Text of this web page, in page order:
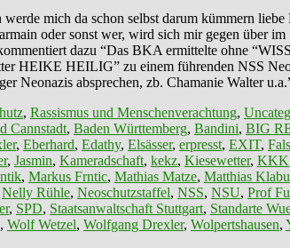
mich da schon selbst darum kümmern
oder sonst wer, wird sich mir gegen über
dazu “Das BKA ermittelte ohne
HEIKE HEILIG” zu einem führenden NSS
Neonazis absprechen, zb. Chamanie Walter
, Rassismus und Menschenverachtung,
Cannstadt, Baden Württemberg, Bandini, BIG
, Eberhard, Edathy, Elsässer, erpresst, EXIT,
, Jasmin, Kameradschaft, kekz, Kiesewetter, KKK
, Markus Frntic, Mathias Matze, Matthias
Nelly Rühle, Neoschutzstaffel, NSS, NSU, Prof
, SPD, Staatsanwaltschaft Stuttgart, Standarte
, Wolf Wetzel, Wolfgang Drexler, Wolpertshausen,